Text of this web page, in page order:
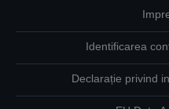
Identificarea
Declarație privind